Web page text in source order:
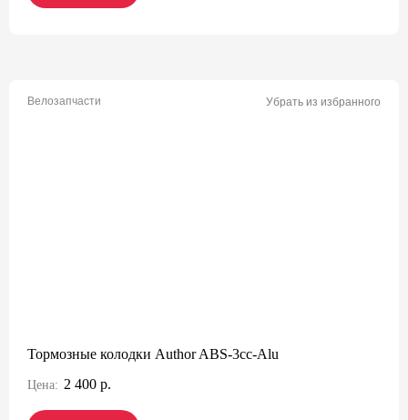
Велозапчасти Убрать из избранного
Тормозные колодки Author ABS-3cc-Alu
Цена: 2 400 р.